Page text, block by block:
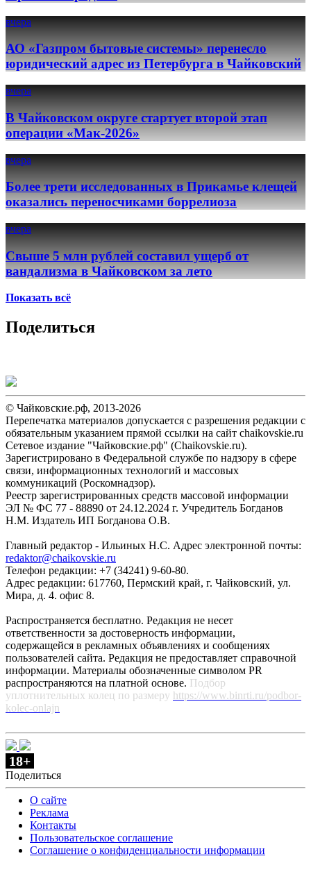
вчера
АО «Газпром бытовые системы» перенесло
юридический адрес из Петербурга в Чайковский
вчера
В Чайковском округе стартует второй этап
операции «Мак-2026»
вчера
Более трети исследованных в Прикамье клещей
оказались переносчиками боррелиоза
вчера
Свыше 5 млн рублей составил ущерб от
вандализма в Чайковском за лето
Показать всё
Поделиться
© Чайковские.рф, 2013-2026
Перепечатка материалов допускается с разрешения редакции с
обязательным указанием прямой ссылки на сайт chaikovskie.ru
Сетевое издание "Чайковские.рф" (Chaikovskie.ru).
Зарегистрировано в Федеральной службе по надзору в сфере
связи, информационных технологий и массовых
коммуникаций (Роскомнадзор).
Реестр зарегистрированных средств массовой информации
ЭЛ № ФС 77 - 88890 от 24.12.2024 г. Учредитель Богданов
Н.М. Издатель ИП Богданова О.В.
Главный редактор - Ильиных Н.С. Адрес электронной почты:
redaktor@chaikovskie.ru
Телефон редакции: +7 (34241) 9-60-80.
Адрес редакции: 617760, Пермский край, г. Чайковский, ул.
Мира, д. 4. офис 8.
Распространяется бесплатно. Редакция не несет
ответственности за достоверность информации,
содержащейся в рекламных объявлениях и сообщениях
пользователей сайта. Редакция не предоставляет справочной
информации. Материалы обозначенные символом PR
распространяются на платной основе. Подбор
уплотнительных колец по размеру https://www.binrti.ru/podbor-
kolec-onlajn
18+
Поделиться
О сайте
Реклама
Контакты
Пользовательское соглашение
Соглашение о конфиденциальности информации